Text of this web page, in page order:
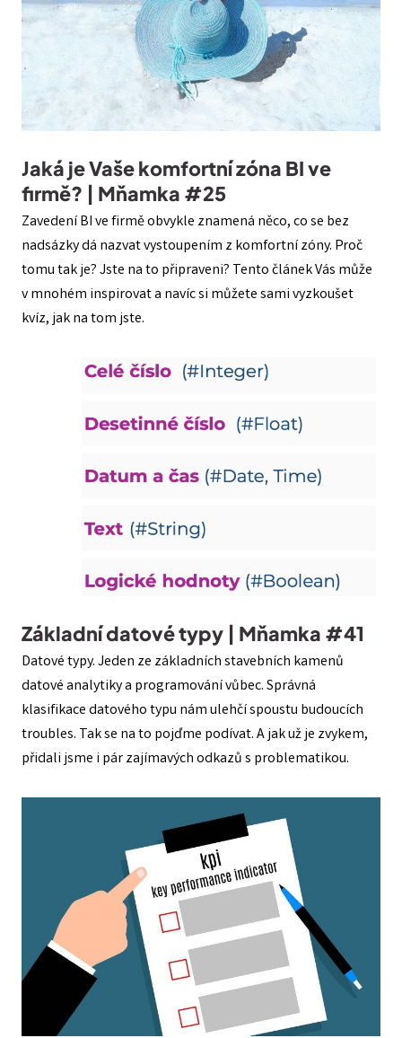
Jaká je Vaše komfortní zóna BI ve
firmě? | Mňamka #25
Zavedení BI ve firmě obvykle znamená něco, co se bez
nadsázky dá nazvat vystoupením z komfortní zóny. Proč
tomu tak je? Jste na to připraveni? Tento článek Vás může
v mnohém inspirovat a navíc si můžete sami vyzkoušet
kvíz, jak na tom jste.
Základní datové typy | Mňamka #41
Datové typy. Jeden ze základních stavebních kamenů
datové analytiky a programování vůbec. Správná
klasifikace datového typu nám ulehčí spoustu budoucích
troubles. Tak se na to pojďme podívat. A jak už je zvykem,
přidali jsme i pár zajímavých odkazů s problematikou.